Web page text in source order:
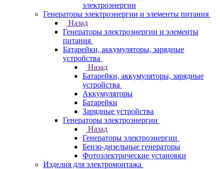
электроэнергии
Генераторы электроэнергии и элементы питания
Назад
Генераторы электроэнергии и элементы
питания
Батарейки, аккумуляторы, зарядные
устройства
Назад
Батарейки, аккумуляторы, зарядные
устройства
Аккумуляторы
Батарейки
Зарядные устройства
Генераторы электроэнергии
Назад
Генераторы электроэнергии
Бензо-дизельные генераторы
Фотоэлектрические установки
Изделия для электромонтажа